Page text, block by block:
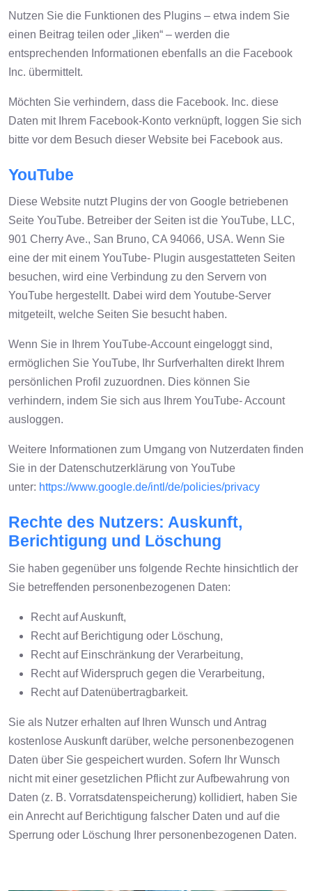
Nutzen Sie die Funktionen des Plugins – etwa indem Sie
einen Beitrag teilen oder „liken“ – werden die
entsprechenden Informationen ebenfalls an die Facebook
Inc. übermittelt.
Möchten Sie verhindern, dass die Facebook. Inc. diese
Daten mit Ihrem Facebook-Konto verknüpft, loggen Sie sich
bitte vor dem Besuch dieser Website bei Facebook aus.
YouTube
Diese Website nutzt Plugins der von Google betriebenen
Seite YouTube. Betreiber der Seiten ist die YouTube, LLC,
901 Cherry Ave., San Bruno, CA 94066, USA. Wenn Sie
eine der mit einem YouTube- Plugin ausgestatteten Seiten
besuchen, wird eine Verbindung zu den Servern von
YouTube hergestellt. Dabei wird dem Youtube-Server
mitgeteilt, welche Seiten Sie besucht haben.
Wenn Sie in Ihrem YouTube-Account eingeloggt sind,
ermöglichen Sie YouTube, Ihr Surfverhalten direkt Ihrem
persönlichen Profil zuzuordnen. Dies können Sie
verhindern, indem Sie sich aus Ihrem YouTube- Account
ausloggen.
Weitere Informationen zum Umgang von Nutzerdaten finden
Sie in der Datenschutzerklärung von YouTube
unter: https://www.google.de/intl/de/policies/privacy
Rechte des Nutzers: Auskunft,
Berichtigung und Löschung
Sie haben gegenüber uns folgende Rechte hinsichtlich der
Sie betreffenden personenbezogenen Daten:
Recht auf Auskunft,
Recht auf Berichtigung oder Löschung,
Recht auf Einschränkung der Verarbeitung,
Recht auf Widerspruch gegen die Verarbeitung,
Recht auf Datenübertragbarkeit.
Sie als Nutzer erhalten auf Ihren Wunsch und Antrag
kostenlose Auskunft darüber, welche personenbezogenen
Daten über Sie gespeichert wurden. Sofern Ihr Wunsch
nicht mit einer gesetzlichen Pflicht zur Aufbewahrung von
Daten (z. B. Vorratsdatenspeicherung) kollidiert, haben Sie
ein Anrecht auf Berichtigung falscher Daten und auf die
Sperrung oder Löschung Ihrer personenbezogenen Daten.